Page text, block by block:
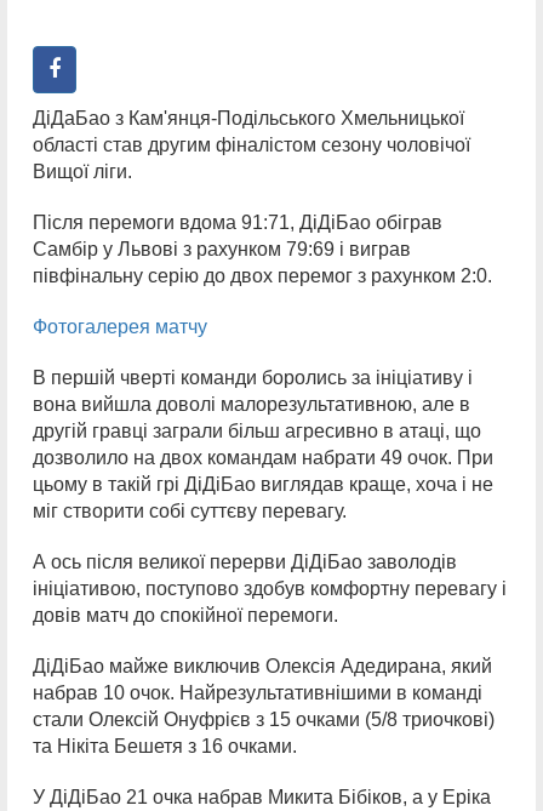
ДіДаБао з Кам'янця-Подільського Хмельницької
області став другим фіналістом сезону чоловічої
Вищої ліги.
Після перемоги вдома 91:71, ДіДіБао обіграв
Самбір у Львові з рахунком 79:69 і виграв
півфінальну серію до двох перемог з рахунком 2:0.
Фотогалерея матчу
В першій чверті команди боролись за ініціативу і
вона вийшла доволі малорезультативною, але в
другій гравці заграли більш агресивно в атаці, що
дозволило на двох командам набрати 49 очок. При
цьому в такій грі ДіДіБао виглядав краще, хоча і не
міг створити собі суттєву перевагу.
А ось після великої перерви ДіДіБао заволодів
ініціативою, поступово здобув комфортну перевагу і
довів матч до спокійної перемоги.
ДіДіБао майже виключив Олексія Адедирана, який
набрав 10 очок. Найрезультативнішими в команді
стали Олексій Онуфрієв з 15 очками (5/8 триочкові)
та Нікіта Бешетя з 16 очками.
У ДіДіБао 21 очка набрав Микита Бібіков, а у Еріка